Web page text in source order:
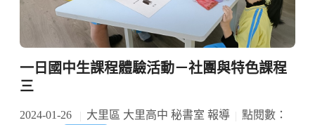
一日國中生課程體驗活動－社團與特色課程
三
2024-01-26 大里區 大里高中 秘書室 報導
點閱數：